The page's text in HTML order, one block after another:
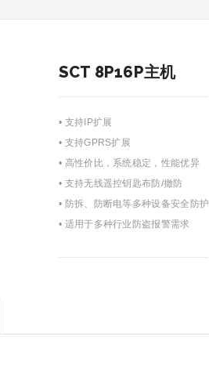
SCT 8P16P主机
• 支持IP扩展
• 支持GPRS扩展
• 高性价比，系统稳定，性能优异
• 支持无线遥控钥匙布防/撤防
• 防拆、防断电等多种设备安全防护
• 适用于多种行业防盗报警需求